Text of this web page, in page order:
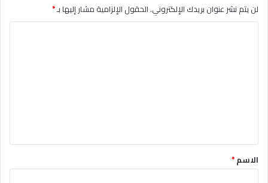
لن يتم نشر عنوان بريدك الإلكتروني.الحقول الإلزامية مشار إليها بـ*
*الاسم*